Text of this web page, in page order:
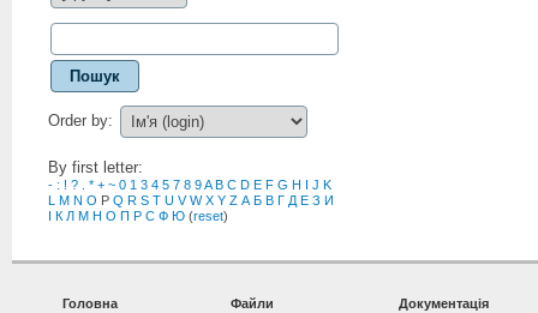
Пошук
Order by:
By first letter:
- : ! ? * + ~ 0 1 3 4 5 7 8 9A B C D E F G H J K
M N O P Q R S T U V W X Y Z А Б В Г Д Е З И
К Л М Н О П Р С Ф Ю (reset)
Головна
Файли
Документація